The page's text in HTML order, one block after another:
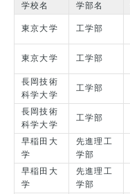
学校名 学部名
東京大学 工学部
東京大学 工学部
長岡技術
科学大学
工学部
長岡技術
科学大学
工学部
早稲田大
学
先進理工
学部
早稲田大
学
先進理工
学部